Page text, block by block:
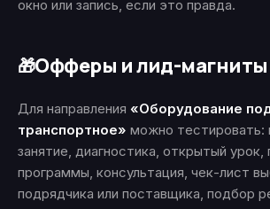
окно или запись, если это правда.
🎁Офферы и лид-магниты
Для направления «Оборудование
транспортное» можно тестировать:
занятие, диагностика, открытый урок,
программы, консультация, чек-лист
подрядчика или поставщика, подбор